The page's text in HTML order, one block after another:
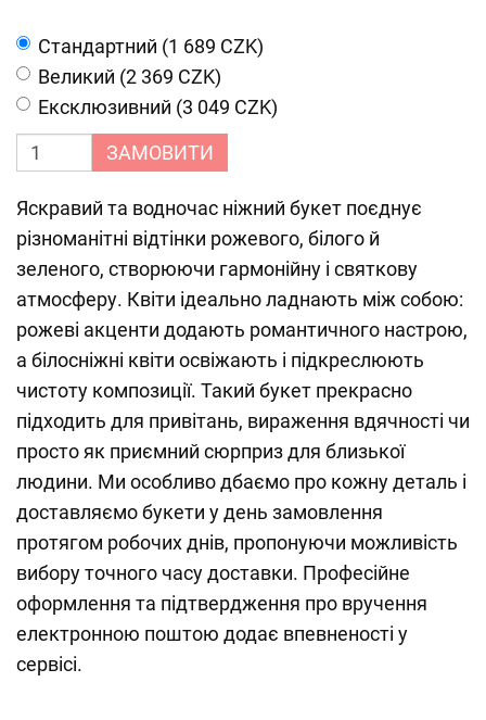
Cтандартний (1 689 CZK)
Великий (2 369 CZK)
Ексклюзивний (3 049 CZK)
ЗАМОВИТИ
Яскравий та водночас ніжний букет поєднує
різноманітні відтінки рожевого, білого й
зеленого, створюючи гармонійну і святкову
атмосферу. Квіти ідеально ладнають між собою:
рожеві акценти додають романтичного настрою,
а білосніжні квіти освіжають і підкреслюють
чистоту композиції. Такий букет прекрасно
підходить для привітань, вираження вдячності чи
просто як приємний сюрприз для близької
людини. Ми особливо дбаємо про кожну деталь і
доставляємо букети у день замовлення
протягом робочих днів, пропонуючи можливість
вибору точного часу доставки. Професійне
оформлення та підтвердження про вручення
електронною поштою додає впевненості у
сервісі.